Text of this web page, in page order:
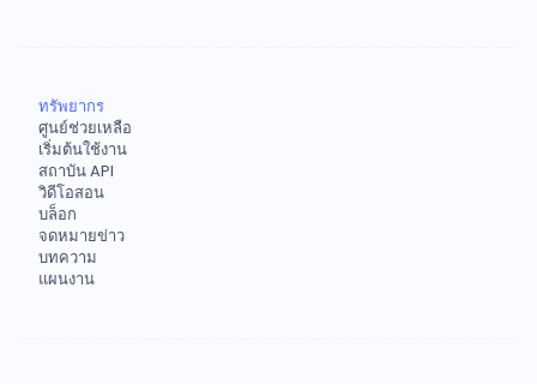
ทรัพยากร
ศูนย์ช่วยเหลือ
เริ่มต้นใช้งาน
สถาบัน API
วิดีโอสอน
บล็อก
จดหมายข่าว
บทความ
แผนงาน